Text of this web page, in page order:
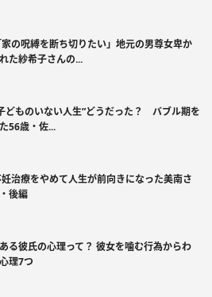
家の呪縛を断ち切りたい」地元の男尊女卑か
た紗希子さんの...
どものいない人生”どうだった？ バブル期を
56歳・佐...
妊治療をやめて人生が前向きになった美南さ
後編
る彼氏の心理って？ 彼女を噛む行為からわ
理7つ